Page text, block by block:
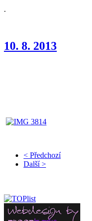
.
10. 8. 2013
< Předchozí
Další >